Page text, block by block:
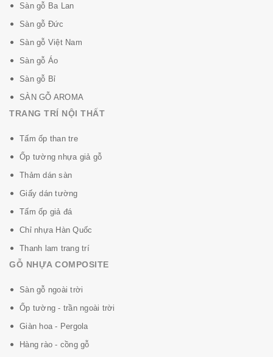
Sàn gỗ Ba Lan
Sàn gỗ Đức
Sàn gỗ Việt Nam
Sàn gỗ Áo
Sàn gỗ Bỉ
SÀN GỖ AROMA
TRANG TRÍ NỘI THẤT
Tấm ốp than tre
Ốp tường nhựa giả gỗ
Thảm dán sàn
Giấy dán tường
Tấm ốp giả đá
Chỉ nhựa Hàn Quốc
Thanh lam trang trí
GỖ NHỰA COMPOSITE
Sàn gỗ ngoài trời
Ốp tường - trần ngoài trời
Giàn hoa - Pergola
Hàng rào - cồng gỗ